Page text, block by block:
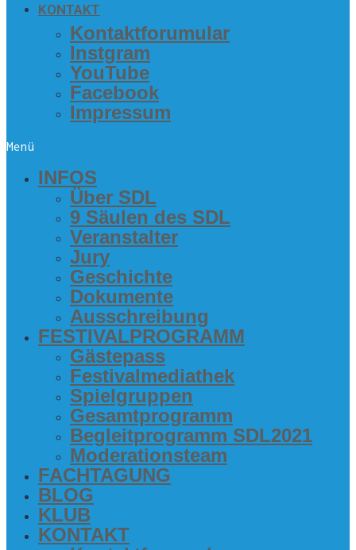
KON­TAKT
Kon­takt­fo­ru­mu­lar
Inst­gram
You­Tube
Face­book
Impres­sum
Menü
INFOS
Über SDL
9 Säu­len des SDL
Ver­an­stal­ter
Jury
Geschich­te
Doku­men­te
Aus­schrei­bung
FES­TI­VAL­PRO­GRAMM
Gäs­te­pass
Fes­ti­val­me­dia­thek
Spiel­grup­pen
Gesamt­pro­gramm
Begleit­pro­gramm SDL2021
Mode­ra­ti­ons­team
FACH­TA­GUNG
BLOG
KLUB
KON­TAKT